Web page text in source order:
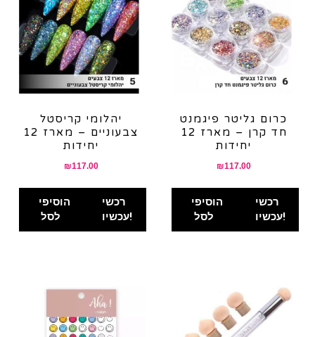
יהלומי קריסטל
צבעוניים – מארז 12
יחידות
₪117.00
הוסיפי
לסל
רכשי
עכשיו!
כרום גליטר פיגמנט
חד קרן – מארז 12
יחידות
₪117.00
הוסיפי
לסל
רכשי
עכשיו!